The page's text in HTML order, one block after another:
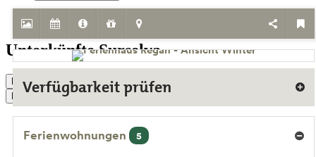
Unterkünfte
Unterkünfte Surselva
Live Status
Verfügbarkeit prüfen
Ferienwohnungen 5